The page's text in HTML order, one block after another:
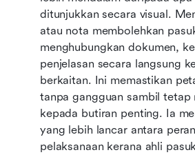
ditunjukkan secara visual.
atau nota membolehkan
menghubungkan dokumen,
penjelasan secara langsung
berkaitan. Ini memastikan
tanpa gangguan sambil tetap
kepada butiran penting. Ia
yang lebih lancar antara
pelaksanaan kerana ahli